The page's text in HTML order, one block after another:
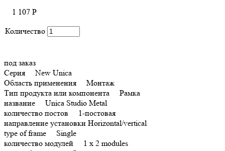
1 107 Р
Количество
под заказ
Серия New Unica
Область применения Монтаж
Тип продукта или компонента Рамка
название Unica Studio Metal
количество постов 1-постовая
направление установки Horizontal/vertical
type of frame Single
количество модулей 1 x 2 modules